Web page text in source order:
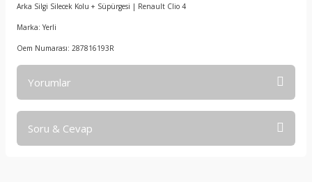
Arka Silgi Silecek Kolu + Süpürgesi | Renault Clio 4
Marka: Yerli
Oem Numarası: 287816193R
Yorumlar
Soru & Cevap